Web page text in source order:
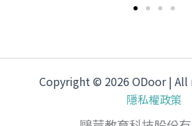
Copyright © 2026 ODoor | All
隱私權政策